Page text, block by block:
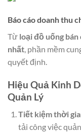
Báo cáo doanh thu
Từ loại đồ uống
nhất, phần mềm
quyết định.
Hiệu Quả Kinh
Quản Lý
Tiết kiệm thời
tải công việc